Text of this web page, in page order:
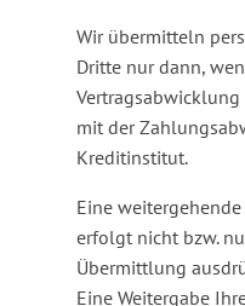
Wir übermitteln
Dritte nur dann,
mit der
Kreditinstitut.
Eine
erfolgt nicht bzw.
Übermittlung
Eine Weitergabe